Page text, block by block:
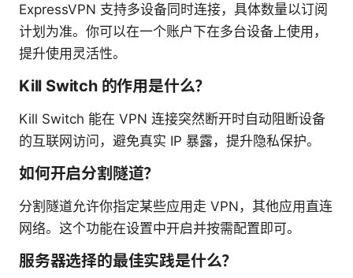
ExpressVPN 支持多设备同时连接，具体数量以订阅
计划为准。你可以在一个账户下在多台设备上使用，
提升使用灵活性。
Kill Switch 的作用是什么？
Kill Switch 能在 VPN 连接突然断开时自动阻断设备
的互联网访问，避免真实 IP 暴露，提升隐私保护。
如何开启分割隧道？
分割隧道允许你指定某些应用走 VPN，其他应用直连
网络。这个功能在设置中开启并按需配置即可。
服务器选择的最佳实践是什么？